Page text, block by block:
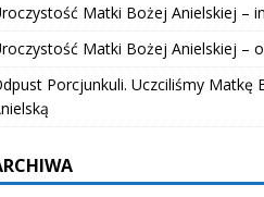
Matki Bożej Anielskiej –
Matki Bożej Anielskiej –
Porcjunkuli. Uczciliśmy Matkę